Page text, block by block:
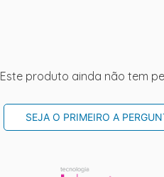
Este produto ainda não tem
SEJA O PRIMEIRO A